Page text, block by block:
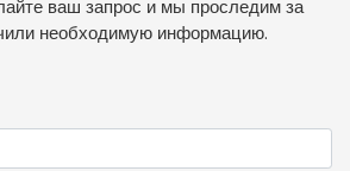
ваш запрос и мы проследим за
необходимую информацию.